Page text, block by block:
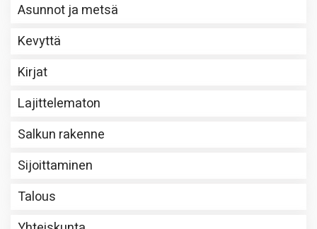
Asunnot ja metsä
Kevyttä
Kirjat
Lajittelematon
Salkun rakenne
Sijoittaminen
Talous